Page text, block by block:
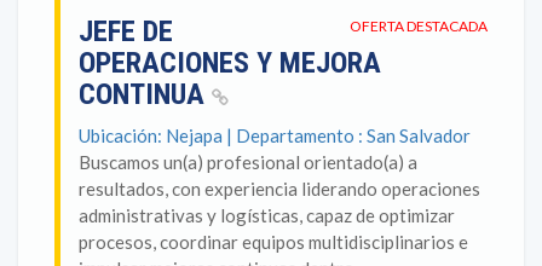
OFERTA DESTACADA
JEFE DE
OPERACIONES Y MEJORA
CONTINUA
Ubicación: Nejapa | Departamento : San Salvador
Buscamos un(a) profesional orientado(a) a
resultados, con experiencia liderando operaciones
administrativas y logísticas, capaz de optimizar
procesos, coordinar equipos multidisciplinarios e